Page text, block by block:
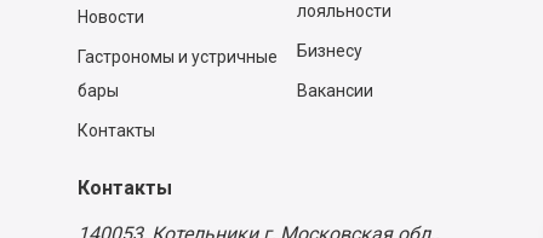
Новости
Гастрономы и устричные
бары
Контакты
лояльности
Бизнесу
Вакансии
Контакты